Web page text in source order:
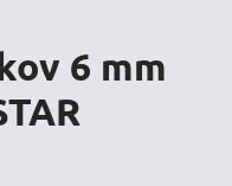
6 mm